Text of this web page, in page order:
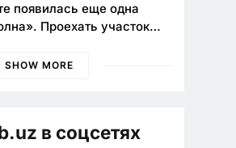
появилась еще одна
Проехать участок
SHOW MORE
в соцсетях